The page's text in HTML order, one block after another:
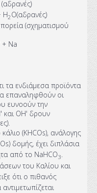
(αδρανές)
Η2 Ο(αδρανές)
(σχηματισμού
+ Na
τα ενδιάμεσα προϊόντα
επαναληφθούν οι
ευνοούν την
και ΟΗ' δρουν
(KHCOs), ανάλογης
δομής, έχει διπλάσια
από το NaHCO3.
του Καλίου και
ότι ο πιθανός